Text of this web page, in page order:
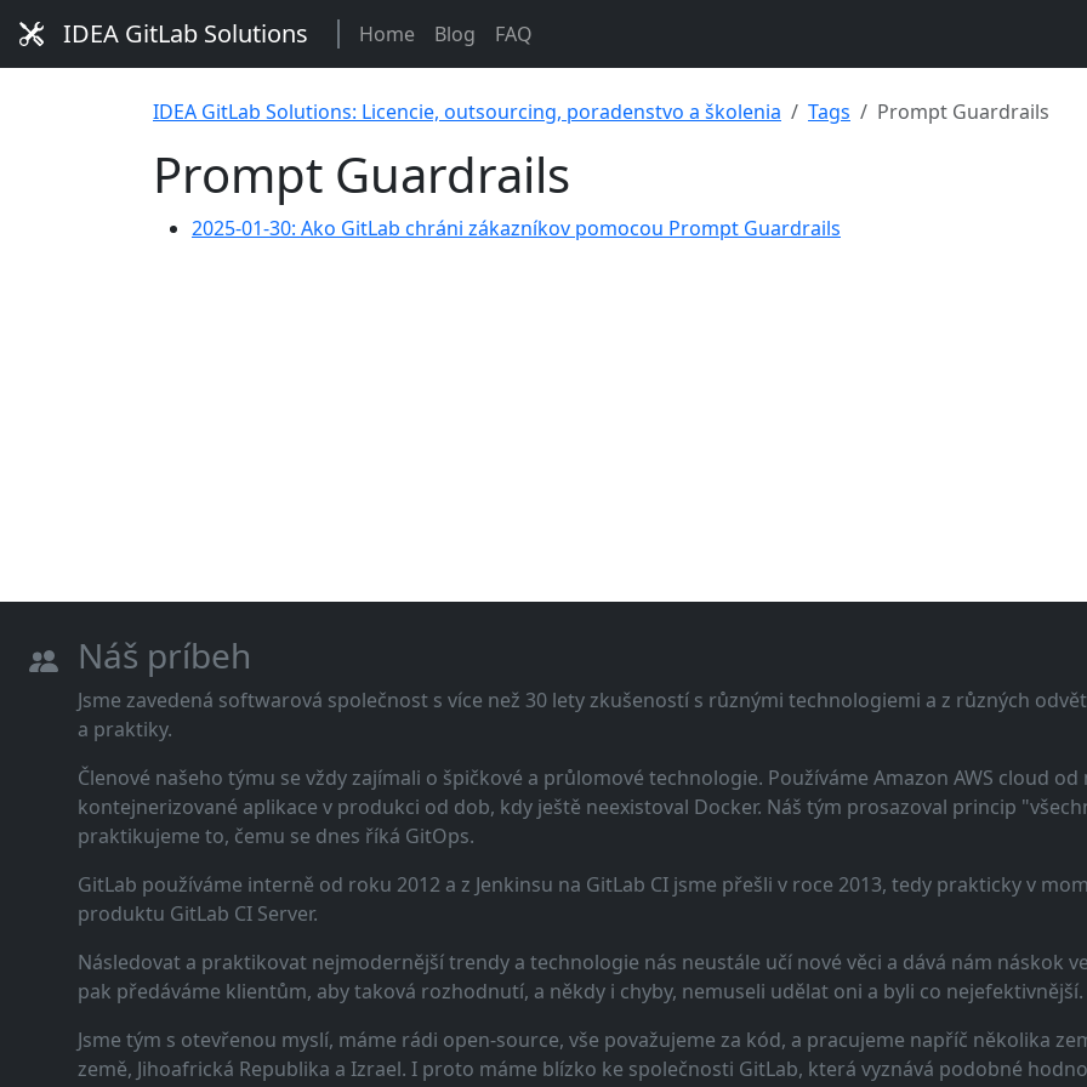
IDEA GitLab Solutions Home Blog FAQ
IDEA GitLab Solutions: Licencie, outsourcing, poradenstvo a školenia Tags Prompt Guardrails
Prompt Guardrails
2025-01-30: Ako GitLab chráni zákazníkov pomocou Prompt Guardrails
Náš príbeh
Jsme zavedená softwarová společnost s více než 30 lety zkušeností s různými technologiemi a z různých
a praktiky.
Členové našeho týmu se vždy zajímali o špičkové a průlomové technologie. Používáme Amazon AWS cloud
kontejnerizované aplikace v produkci od dob, kdy ještě neexistoval Docker. Náš tým prosazoval princip
praktikujeme to, čemu se dnes říká GitOps.
GitLab používáme interně od roku 2012 a z Jenkinsu na GitLab CI jsme přešli v roce 2013, tedy prakticky v
produktu GitLab CI Server.
Následovat a praktikovat nejmodernější trendy a technologie nás neustále učí nové věci a dává nám náskok
pak předáváme klientům, aby taková rozhodnutí, a někdy i chyby, nemuseli udělat oni a byli co nejefektivnější.
Jsme tým s otevřenou myslí, máme rádi open-source, vše považujeme za kód, a pracujeme napříč několika
země, Jihoafrická Republika a Izrael. I proto máme blízko ke společnosti GitLab, která vyznává podobné